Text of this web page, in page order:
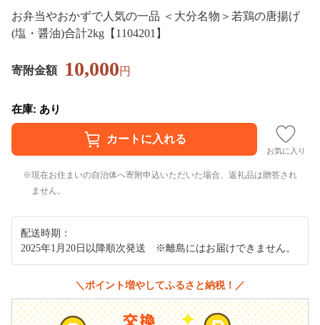
お弁当やおかずで人気の一品 ＜大分名物＞若鶏の唐揚げ
(塩・醤油)合計2kg【1104201】
寄附金額 10,000円
在庫: あり
お気に入り
現在お住まいの自治体へ寄附申込いただいた場合、返礼品は贈答され
ません。
配送時期：
2025年1月20日以降順次発送 ※離島にはお届けできません。
＼ポイント増やしてふるさと納税！／